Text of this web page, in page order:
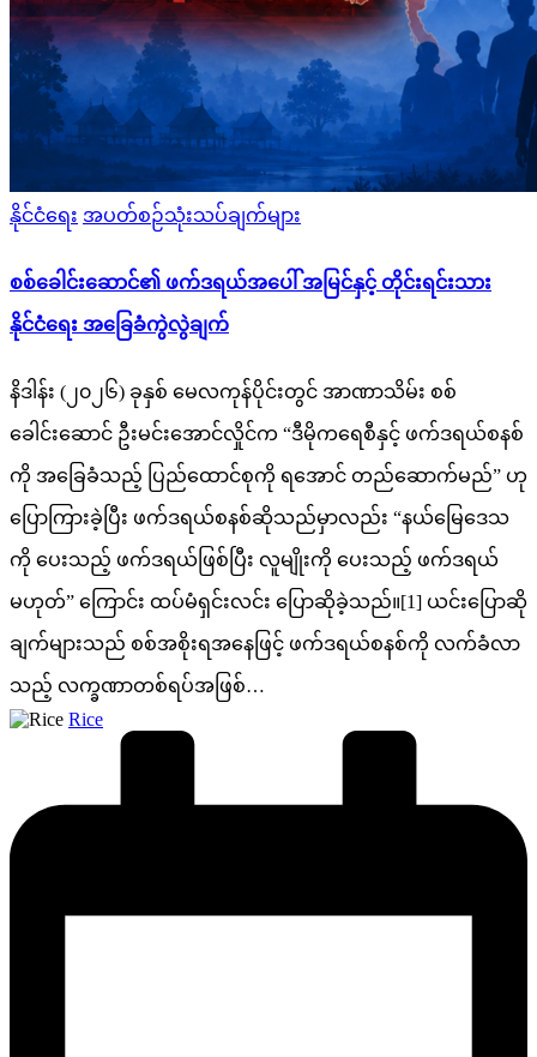
Posted
in
နိုင်ငံရေး အပတ်စဉ်သုံးသပ်ချက်များ
စစ်ခေါင်းဆောင်၏ ဖက်ဒရယ်အပေါ် အမြင်နှင့် တိုင်းရင်းသား
နိုင်ငံရေး အခြေခံကွဲလွဲချက်
နိဒါန်း (၂၀၂၆) ခုနှစ် မေလကုန်ပိုင်းတွင် အာဏာသိမ်း စစ်
ခေါင်းဆောင် ဦးမင်းအောင်လှိုင်က “ဒီမိုကရေစီနှင့် ဖက်ဒရယ်စနစ်
ကို အခြေခံသည့် ပြည်ထောင်စုကို ရအောင် တည်ဆောက်မည်” ဟု
ပြောကြားခဲ့ပြီး ဖက်ဒရယ်စနစ်ဆိုသည်မှာလည်း “နယ်မြေဒေသ
ကို ပေးသည့် ဖက်ဒရယ်ဖြစ်ပြီး လူမျိုးကို ပေးသည့် ဖက်ဒရယ်
မဟုတ်” ကြောင်း ထပ်မံရှင်းလင်း ပြောဆိုခဲ့သည်။[1] ယင်းပြောဆို
ချက်များသည် စစ်အစိုးရအနေဖြင့် ဖက်ဒရယ်စနစ်ကို လက်ခံလာ
သည့် လက္ခဏာတစ်ရပ်အဖြစ်…
Posted Rice